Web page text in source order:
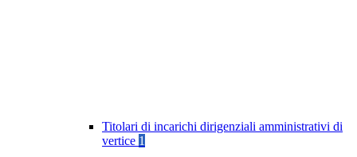
Titolari di incarichi dirigenziali amministrativi di
vertice 1